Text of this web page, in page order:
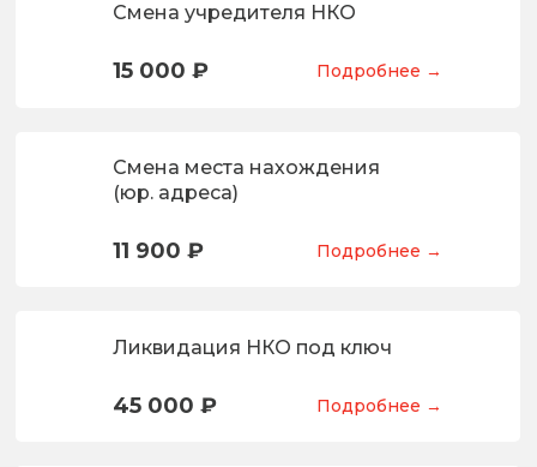
Смена учредителя НКО
15 000 ₽
11 900 ₽
Смена места нахождения
(юр. адреса)
Ликвидация НКО под ключ
45 000 ₽
Подробнее →
Подробнее →
Подробнее →